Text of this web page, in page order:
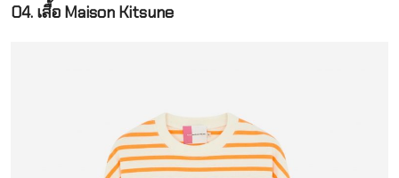
04. เสื้อ Maison Kitsune